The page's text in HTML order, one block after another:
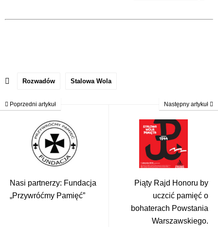
Rozwadów Stalowa Wola
Poprzedni artykuł
Nasi partnerzy: Fundacja
„Przywróćmy Pamięć”
Następny artykuł
Piąty Rajd Honoru by
uczcić pamięć o
bohaterach Powstania
Warszawskiego.